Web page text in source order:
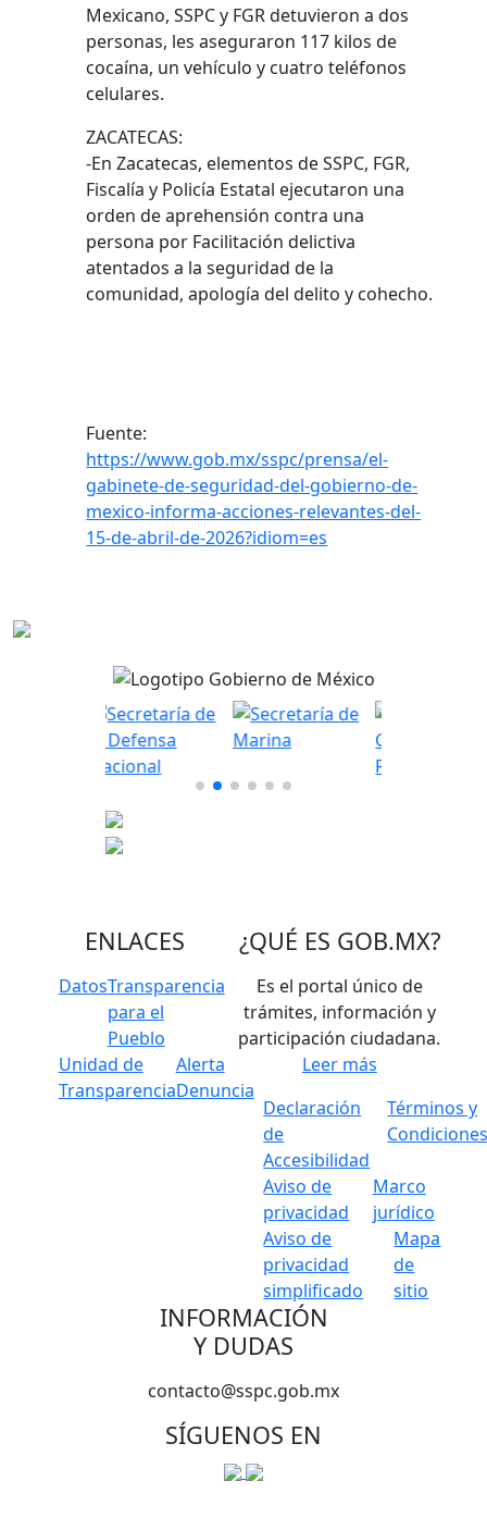
Mexicano, SSPC y FGR detuvieron a dos
personas, les aseguraron 117 kilos de
cocaína, un vehículo y cuatro teléfonos
celulares.
ZACATECAS:
-En Zacatecas, elementos de SSPC, FGR,
Fiscalía y Policía Estatal ejecutaron una
orden de aprehensión contra una
persona por Facilitación delictiva
atentados a la seguridad de la
comunidad, apología del delito y cohecho.
Fuente:
https://www.gob.mx/sspc/prensa/el-
gabinete-de-seguridad-del-gobierno-de-
mexico-informa-acciones-relevantes-del-
15-de-abril-de-2026?idiom=es
ENLACES
DatosTransparencia
para el
Pueblo
Unidad de
Transparencia
Alerta
Denuncia
¿QUÉ ES GOB.MX?
Es el portal único de
trámites, información y
participación ciudadana.
Leer más
Declaración
de
Accesibilidad
Términos y
Aviso de
privacidad
Marco
jurídico
Aviso de
privacidad
simplificado
Mapa
de
sitio
INFORMACIÓN
Y DUDAS
contacto@sspc.gob.mx
SÍGUENOS EN